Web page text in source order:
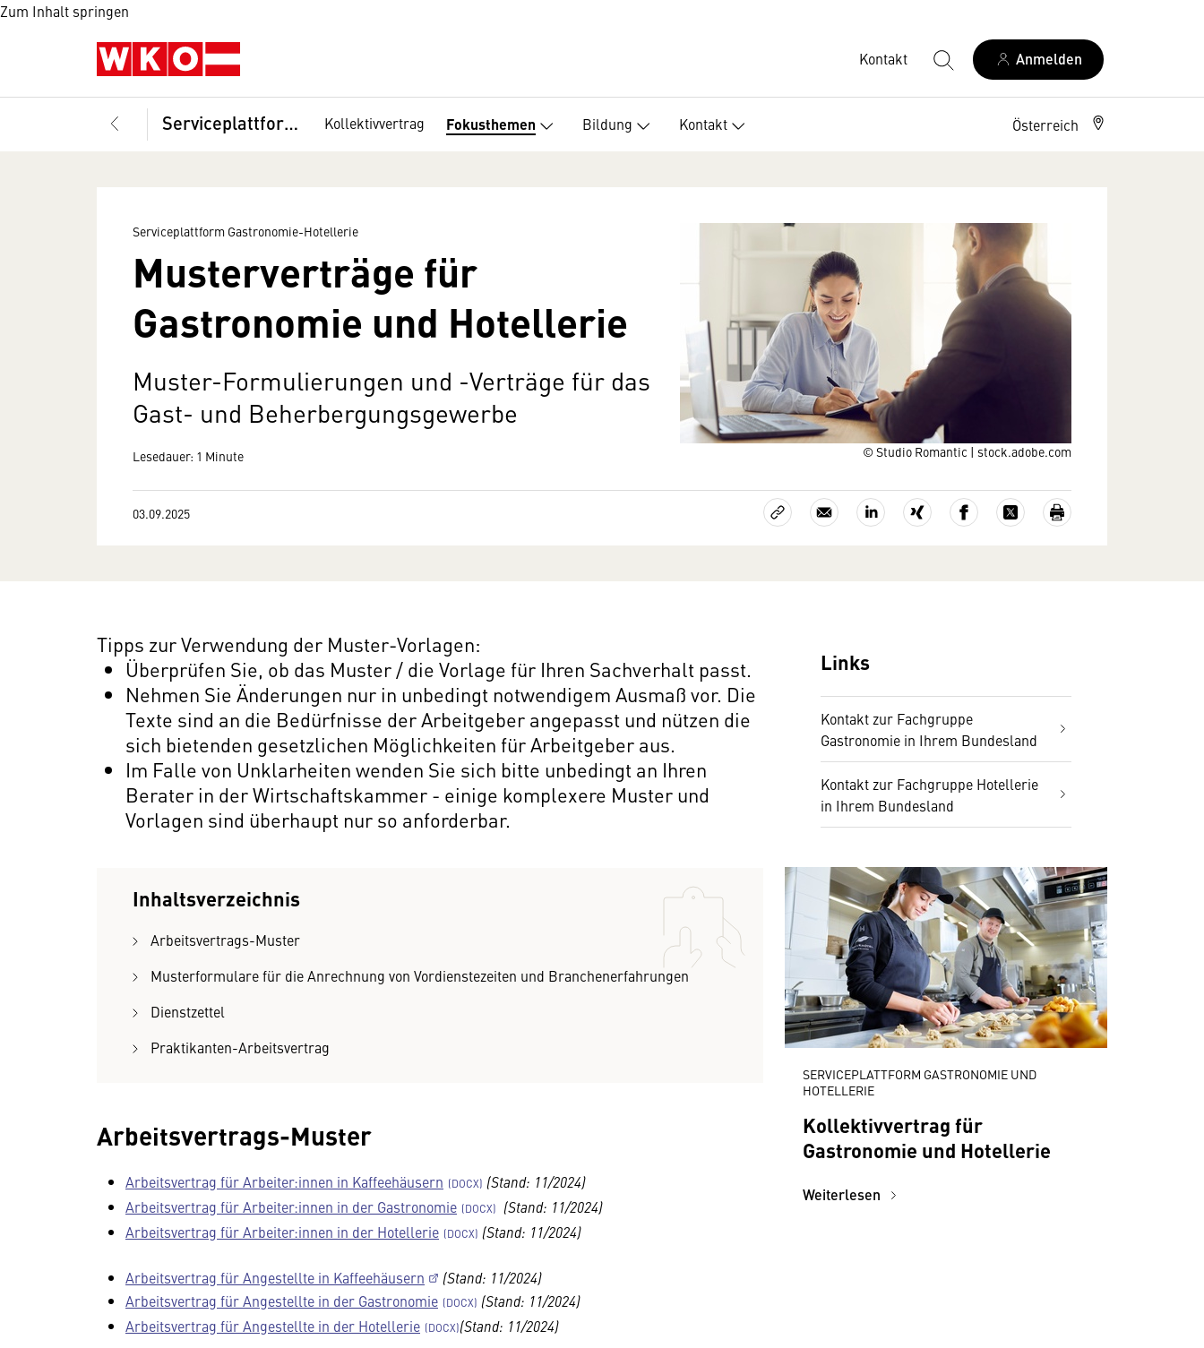
Zum Inhalt springen
Kontakt Anmelden
Serviceplattform Gastronomie-Hotellerie Kollektivvertrag Fokusthemen Bildung Kontakt Österreich
© Studio Romantic | stock.adobe.com
Serviceplattform Gastronomie-Hotellerie
Musterverträge für
Gastronomie und Hotellerie
Muster-Formulierungen und -Verträge für das
Gast- und Beherbergungsgewerbe
Lesedauer: 1 Minute
03.09.2025
Tipps zur Verwendung der Muster-Vorlagen:
Überprüfen Sie, ob das Muster / die Vorlage für Ihren Sachverhalt passt.
Nehmen Sie Änderungen nur in unbedingt notwendigem Ausmaß vor. Die
Texte sind an die Bedürfnisse der Arbeitgeber angepasst und nützen die
sich bietenden gesetzlichen Möglichkeiten für Arbeitgeber aus.
Im Falle von Unklarheiten wenden Sie sich bitte unbedingt an Ihren
Berater in der Wirtschaftskammer - einige komplexere Muster und
Vorlagen sind überhaupt nur so anforderbar.
Inhaltsverzeichnis
Arbeitsvertrags-Muster
Musterformulare für die Anrechnung von Vordienstezeiten und Branchenerfahrungen
Dienstzettel
Praktikanten-Arbeitsvertrag
Arbeitsvertrags-Muster
Arbeitsvertrag für Arbeiter:innen in Kaffeehäusern
(Stand: 11/2024)
Arbeitsvertrag für Arbeiter:innen in der Gastronomie
(Stand: 11/2024)
Arbeitsvertrag für Arbeiter:innen in der Hotellerie
(Stand: 11/2024)
Arbeitsvertrag für Angestellte in Kaffeehäusern
(Stand: 11/2024)
Arbeitsvertrag für Angestellte in der Gastronomie
(Stand: 11/2024)
Arbeitsvertrag für Angestellte in der Hotellerie
(Stand: 11/2024)
Links
Kontakt zur Fachgruppe
Gastronomie in Ihrem Bundesland
Kontakt zur Fachgruppe Hotellerie
in Ihrem Bundesland
SERVICEPLATTFORM GASTRONOMIE UND
HOTELLERIE
Kollektivvertrag für
Gastronomie und Hotellerie
Weiterlesen